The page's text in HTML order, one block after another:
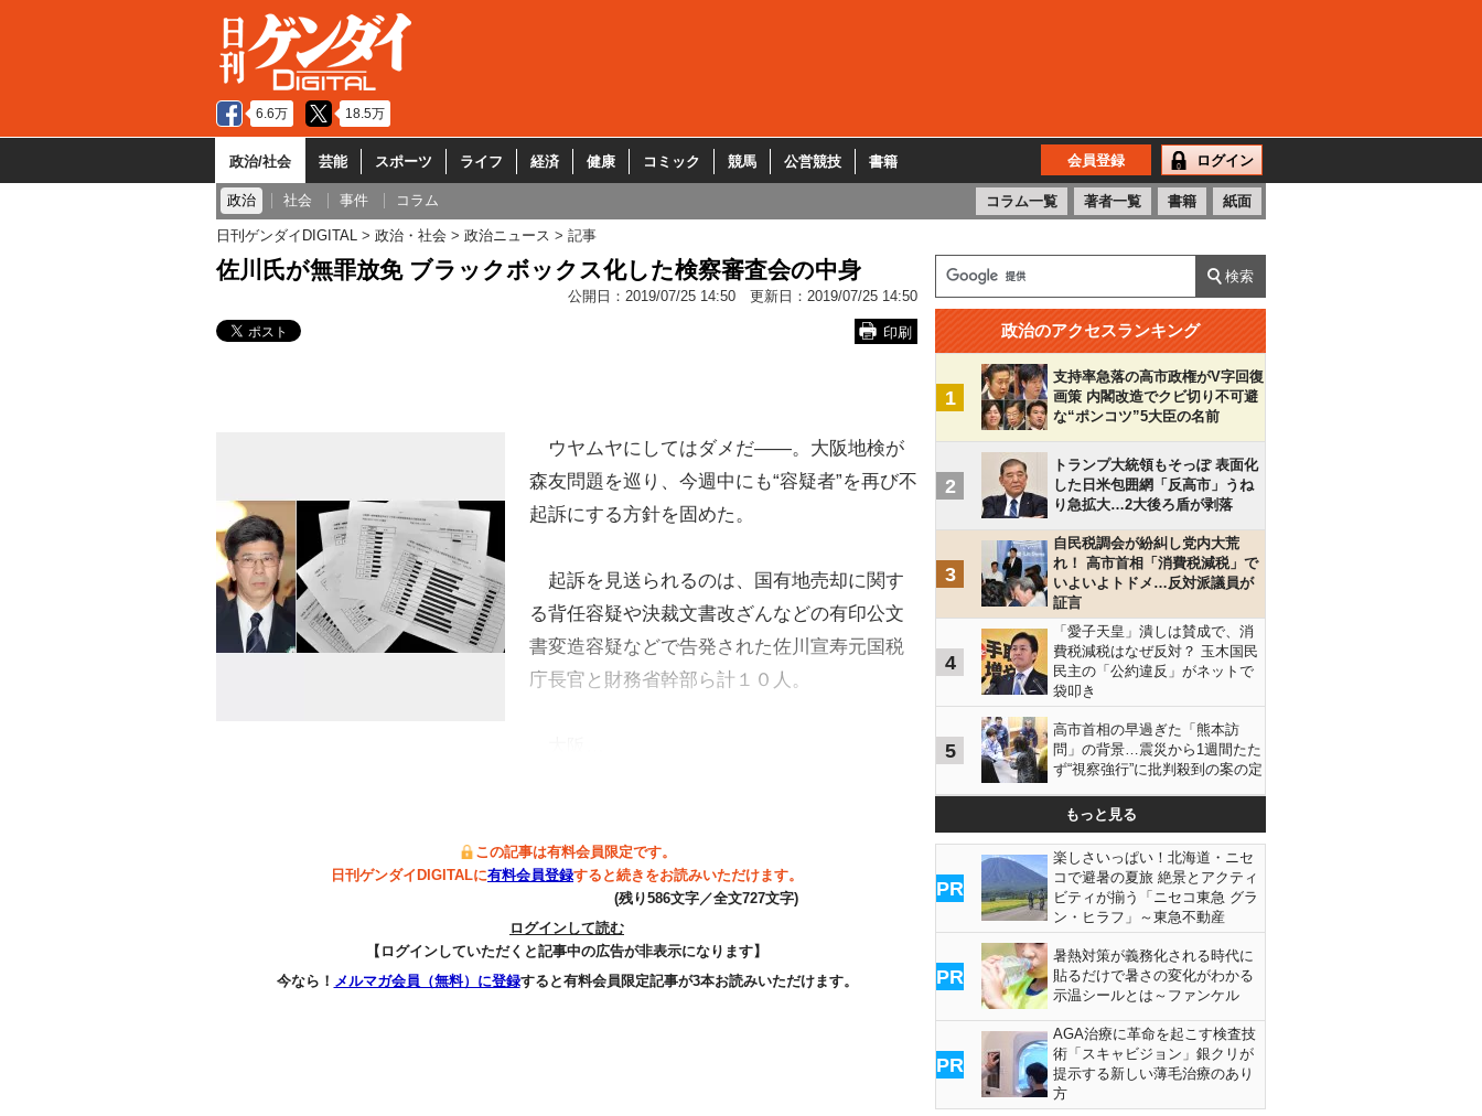
6.6万 18.5万
政治/社会 芸能 スポーツ ライフ 経済 健康 コミック 競馬 公営競技 書籍 会員登録 ログイン
政治 社会 事件 コラム コラム一覧 著者一覧 書籍 紙面
日刊ゲンダイDIGITAL 政治・社会 政治ニュース 記事
佐川氏が無罪放免 ブラックボックス化した検察審査会の中身
公開日： 2019/07/25 14:50 更新日： 2019/07/25 14:50
印刷
ウヤムヤにしてはダメだ――。大阪地検が
森友問題を巡り、今週中にも“容疑者”を再び不
起訴にする方針を固めた。
起訴を見送られるのは、国有地売却に関す
る背任容疑や決裁文書改ざんなどの有印公文
書変造容疑などで告発された佐川宣寿元国税
庁長官と財務省幹部ら計１０人。
この記事は有料会員限定です。
日刊ゲンダイDIGITALに有料会員登録すると続きをお読みいただけます。
(残り586文字／全文727文字)
ログインして読む
【ログインしていただくと記事中の広告が非表示になります】
今なら！ メルマガ会員（無料）に登録すると有料会員限定記事が3本お読みいただけます。
政治のアクセスランキング
1
支持率急落の高市政権がV字回復
画策 内閣改造でクビ切り不可避
な“ポンコツ”5大臣の名前
2
トランプ大統領もそっぽ 表面化
した日米包囲網「反高市」うね
り急拡大…2大後ろ盾が剥落
3
自民税調会が紛糾し党内大荒
れ！ 高市首相「消費税減税」で
いよいよトドメ…反対派議員が
証言
4
「愛子天皇」潰しは賛成で、消
費税減税はなぜ反対？ 玉木国民
民主の「公約違反」がネットで
袋叩き
5
高市首相の早過ぎた「熊本訪
問」の背景…震災から1週間たた
ず“視察強行”に批判殺到の案の定
もっと見る
PR
楽しさいっぱい！北海道・ニセ
コで避暑の夏旅 絶景とアクティ
ビティが揃う「ニセコ東急 グラ
ン・ヒラフ」～東急不動産
PR
暑熱対策が義務化される時代に
貼るだけで暑さの変化がわかる
示温シールとは～ファンケル
PR
AGA治療に革命を起こす検査技
術「スキャビジョン」銀クリが
提示する新しい薄毛治療のあり
方